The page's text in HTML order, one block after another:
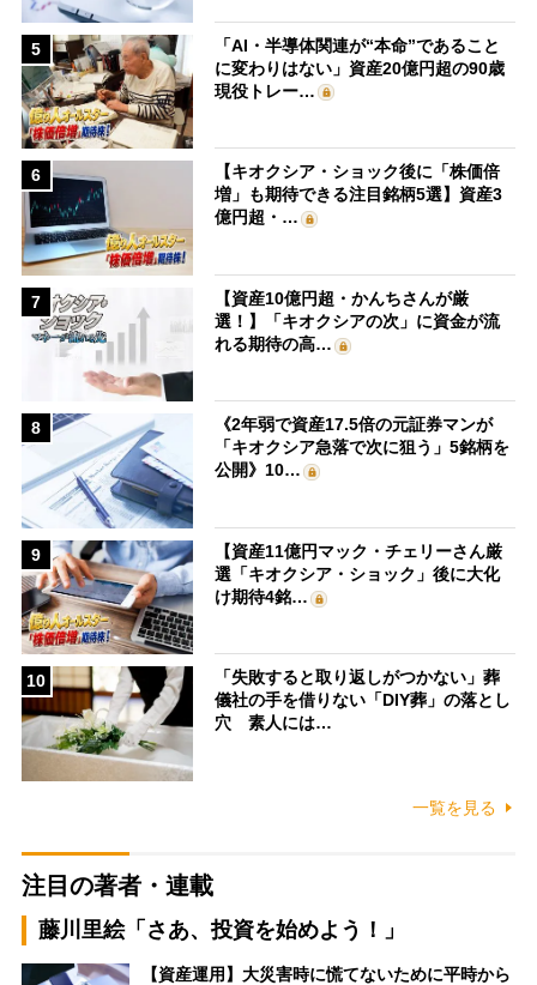
5
「AI・半導体関連が“本命”であること
に変わりはない」資産20億円超の90歳
現役トレー…
6
【キオクシア・ショック後に「株価倍
増」も期待できる注目銘柄5選】資産3
億円超・…
7
【資産10億円超・かんちさんが厳
選！】「キオクシアの次」に資金が流
れる期待の高…
8
《2年弱で資産17.5倍の元証券マンが
「キオクシア急落で次に狙う」5銘柄を
公開》10…
9
【資産11億円マック・チェリーさん厳
選「キオクシア・ショック」後に大化
け期待4銘…
10
「失敗すると取り返しがつかない」葬
儀社の手を借りない「DIY葬」の落とし
穴 素人には…
一覧を見る
注目の著者・連載
藤川里絵「さあ、投資を始めよう！」
【資産運用】大災害時に慌てないために平時から